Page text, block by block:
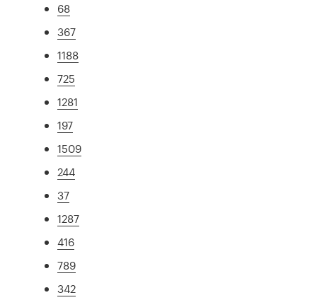
68
367
1188
725
1281
197
1509
244
37
1287
416
789
342